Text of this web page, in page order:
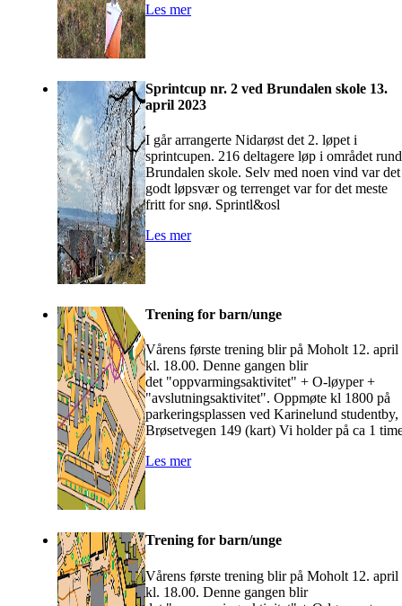
Les mer
Sprintcup nr. 2 ved Brundalen skole 13.
april 2023
I går arrangerte Nidarøst det 2. løpet i
sprintcupen. 216 deltagere løp i området
Brundalen skole. Selv med noen vind var det
godt løpsvær og terrenget var for det meste
fritt for snø. Sprintl&osl
Les mer
Trening for barn/unge
Vårens første trening blir på Moholt 12. april
kl. 18.00. Denne gangen blir
det "oppvarmingsaktivitet" + O-løyper +
"avslutningsaktivitet". Oppmøte kl 1800 på
parkeringsplassen ved Karinelund studentby,
Brøsetvegen 149 (kart) Vi holder på ca 1
Les mer
Trening for barn/unge
Vårens første trening blir på Moholt 12. april
kl. 18.00. Denne gangen blir